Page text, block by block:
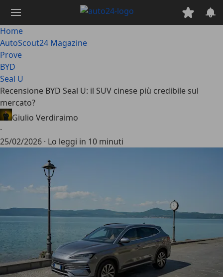
contenuto
principale
Home
AutoScout24 Magazine
Prove
BYD
Seal U
Recensione BYD Seal U: il SUV cinese più credibile sul
mercato?
Giulio Verdiraimo
·
25/02/2026 · Lo leggi in 10 minuti